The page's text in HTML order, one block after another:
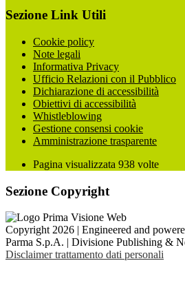
Sezione Link Utili
Cookie policy
Note legali
Informativa Privacy
Ufficio Relazioni con il Pubblico
Dichiarazione di accessibilità
Obiettivi di accessibilità
Whistleblowing
Gestione consensi cookie
Amministrazione trasparente
Pagina visualizzata 938 volte
Sezione Copyright
Copyright 2026 | Engineered and
Parma S.p.A. | Divisione Publishing &
Disclaimer trattamento dati personali